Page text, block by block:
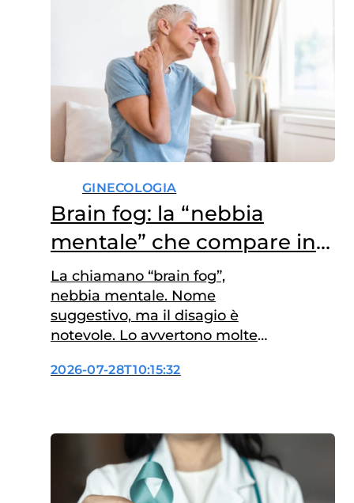
GINECOLOGIA
Brain fog: la “nebbia
mentale” che compare in
menopausa
La chiamano “brain fog”,
nebbia mentale. Nome
suggestivo, ma il disagio è
notevole. Lo avvertono molte
menopausa, ed è un insieme di
senso di affaticamento
mentale, un non stare più bene
nella propria pelle. I ricercatori
che si occupano di menopausa
2026-07-28T10:15:32